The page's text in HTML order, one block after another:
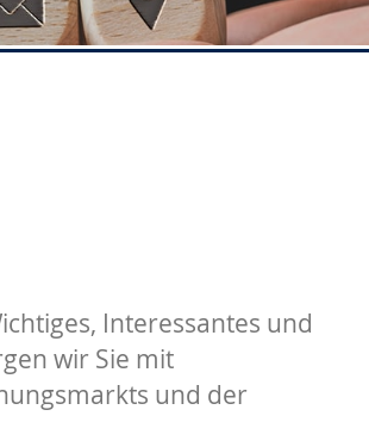
Interessantes und
wir Sie mit
und der